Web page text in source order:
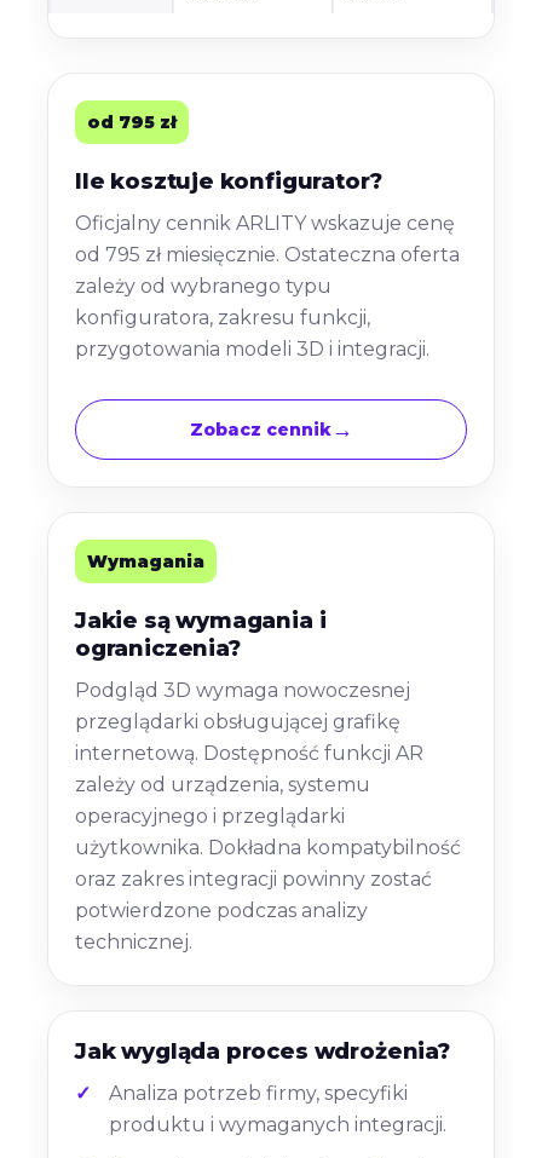
od 795 zł
Ile kosztuje konfigurator?
Oficjalny cennik ARLITY wskazuje cenę
od 795 zł miesięcznie. Ostateczna oferta
zależy od wybranego typu
konfiguratora, zakresu funkcji,
przygotowania modeli 3D i integracji.
Zobacz cennik
Wymagania
Jakie są wymagania i
ograniczenia?
Podgląd 3D wymaga nowoczesnej
przeglądarki obsługującej grafikę
internetową. Dostępność funkcji AR
zależy od urządzenia, systemu
operacyjnego i przeglądarki
użytkownika. Dokładna kompatybilność
oraz zakres integracji powinny zostać
potwierdzone podczas analizy
technicznej.
Jak wygląda proces wdrożenia?
Analiza potrzeb firmy, specyfiki
produktu i wymaganych integracji.